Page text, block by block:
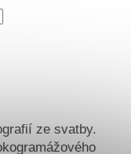
ze svatby.